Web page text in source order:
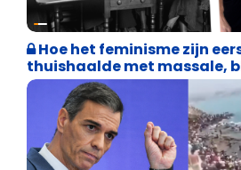
Cultuuroorlog
Hoe het feminisme zijn
thuishaalde met massale,